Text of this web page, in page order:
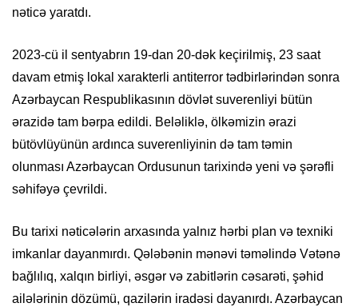
nəticə yaratdı.
2023-cü il sentyabrın 19-dan 20-dək keçirilmiş, 23 saat
davam etmiş lokal xarakterli antiterror tədbirlərindən sonra
Azərbaycan Respublikasının dövlət suverenliyi bütün
ərazidə tam bərpa edildi. Beləliklə, ölkəmizin ərazi
bütövlüyünün ardınca suverenliyinin də tam təmin
olunması Azərbaycan Ordusunun tarixində yeni və şərəfli
səhifəyə çevrildi.
Bu tarixi nəticələrin arxasında yalnız hərbi plan və texniki
imkanlar dayanmırdı. Qələbənin mənəvi təməlində Vətənə
bağlılıq, xalqın birliyi, əsgər və zabitlərin cəsarəti, şəhid
ailələrinin dözümü, qazilərin iradəsi dayanırdı. Azərbaycan